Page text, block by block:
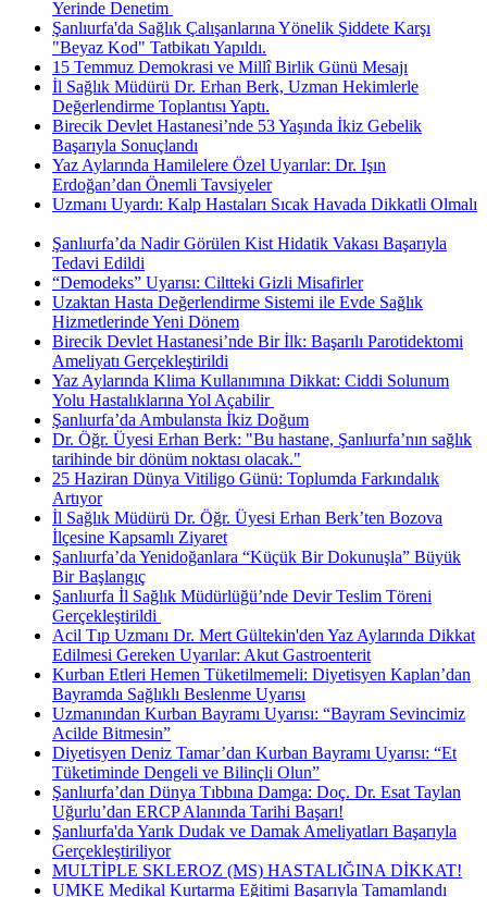
Yerinde Denetim ​
Şanlıurfa'da Sağlık Çalışanlarına Yönelik Şiddete Karşı
"Beyaz Kod" Tatbikatı Yapıldı.
15 Temmuz Demokrasi ve Millî Birlik Günü Mesajı
İl Sağlık Müdürü Dr. Erhan Berk, Uzman Hekimlerle
Değerlendirme Toplantısı Yaptı.
Birecik Devlet Hastanesi’nde 53 Yaşında İkiz Gebelik
Başarıyla Sonuçlandı
Yaz Aylarında Hamilelere Özel Uyarılar: Dr. Işın
Erdoğan’dan Önemli Tavsiyeler
Uzmanı Uyardı: Kalp Hastaları Sıcak Havada Dikkatli Olmalı
Şanlıurfa’da Nadir Görülen Kist Hidatik Vakası Başarıyla
Tedavi Edildi
“Demodeks” Uyarısı: Ciltteki Gizli Misafirler
Uzaktan Hasta Değerlendirme Sistemi ile Evde Sağlık
Hizmetlerinde Yeni Dönem
Birecik Devlet Hastanesi’nde Bir İlk: Başarılı Parotidektomi
Ameliyatı Gerçekleştirildi
Yaz Aylarında Klima Kullanımına Dikkat: Ciddi Solunum
Yolu Hastalıklarına Yol Açabilir ​
Şanlıurfa’da Ambulansta İkiz Doğum
Dr. Öğr. Üyesi Erhan Berk: "Bu hastane, Şanlıurfa’nın sağlık
tarihinde bir dönüm noktası olacak."
25 Haziran Dünya Vitiligo Günü: Toplumda Farkındalık
Artıyor
İl Sağlık Müdürü Dr. Öğr. Üyesi Erhan Berk’ten Bozova
İlçesine Kapsamlı Ziyaret
Şanlıurfa’da Yenidoğanlara “Küçük Bir Dokunuşla” Büyük
Bir Başlangıç
Şanlıurfa İl Sağlık Müdürlüğü’nde Devir Teslim Töreni
Gerçekleştirildi ​
Acil Tıp Uzmanı Dr. Mert Gültekin'den Yaz Aylarında Dikkat
Edilmesi Gereken Uyarılar: Akut Gastroenterit
Kurban Etleri Hemen Tüketilmemeli: Diyetisyen Kaplan’dan
Bayramda Sağlıklı Beslenme Uyarısı
Uzmanından Kurban Bayramı Uyarısı: “Bayram Sevincimiz
Acilde Bitmesin”
Diyetisyen Deniz Tamar’dan Kurban Bayramı Uyarısı: “Et
Tüketiminde Dengeli ve Bilinçli Olun”
Şanlıurfa’dan Dünya Tıbbına Damga: Doç. Dr. Esat Taylan
Uğurlu’dan ERCP Alanında Tarihi Başarı!
Şanlıurfa'da Yarık Dudak ve Damak Ameliyatları Başarıyla
Gerçekleştiriliyor
MULTİPLE SKLEROZ (MS) HASTALIĞINA DİKKAT!
UMKE Medikal Kurtarma Eğitimi Başarıyla Tamamlandı